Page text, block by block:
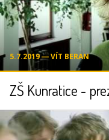
5.7.2019 ― VÍT BERAN
ZŠ Kunratice -